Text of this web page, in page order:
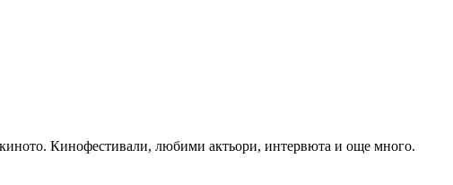
Кинофестивали, любими актьори, интервюта и още много.